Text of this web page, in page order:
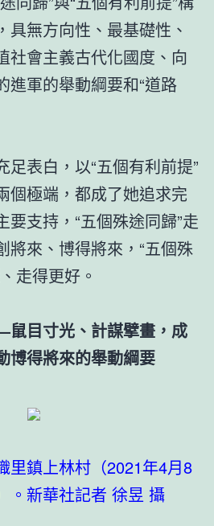
具無方向性、最基礎性、
社會主義古代化國度、向
進軍的舉動綱要和“道路
足表白，以“五個有利前提”
個極端，都成了她追求完
要支持，“五個殊途同歸”走
將來、博得將來，“五個殊
走得更好。
目寸光、計謀擘畫，成
博得將來的舉動綱要
里鎮上林村（2021年4月8
。新華社記者 徐昱 攝